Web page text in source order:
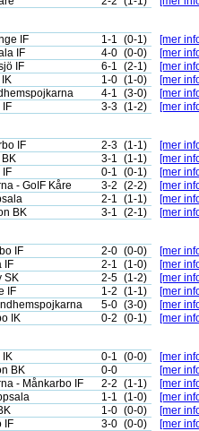
IF 1-1 (0-1)
[mer
IF 4-0 (0-0)
[mer
IF 6-1 (2-1)
[mer
1-0 (1-0)
[mer
4-1 (3-0)
[mer
IF 3-3 (1-2) [mer
IF 2-3 (1-1)
[mer
3-1 (1-1)
[mer
IF 0-1 (0-1)
[mer
- GoIF Kåre 3-2 (2-2)
[mer
2-1 (1-1)
[mer
BK 3-1 (2-1) [mer
IF 2-0 (0-0)
[mer
IF 2-1 (1-0)
[mer
SK 2-5 (1-2)
[mer
IF 1-2 (1-1)
[mer
5-0 (3-0)
[mer
IK 0-2 (0-1) [mer
IK 0-1 (0-0)
[mer
BK 0-0
[mer
- Månkarbo IF 2-2 (1-1)
[mer
1-1 (1-0)
[mer
1-0 (0-0)
[mer
IF 3-0 (0-0) [mer